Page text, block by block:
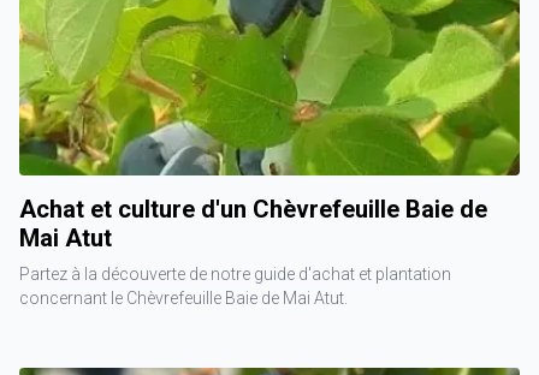
Achat et culture d'un Chèvrefeuille Baie de
Mai Atut
Partez à la découverte de notre guide d'achat et plantation
concernant le Chèvrefeuille Baie de Mai Atut.